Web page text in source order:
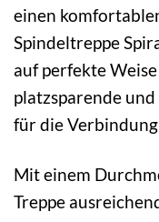
einen
Spindeltreppe
auf perfekte
platzsparende
für die
Mit einem
Treppe